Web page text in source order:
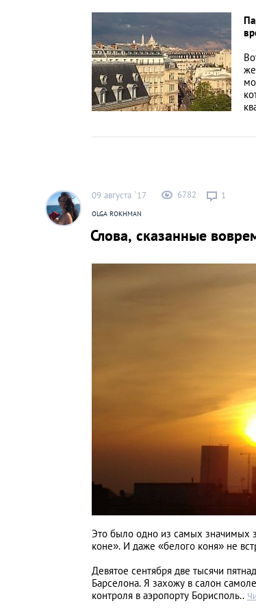
OLGA ROKHMAN
09 августа `17 6782 1
Слова, сказанные
Это было одно из самых значимых
коне». И даже «белого коня» не
Девятое сентября две тысячи
Барселона. Я захожу в салон
контроля в аэропорту Борисполь..